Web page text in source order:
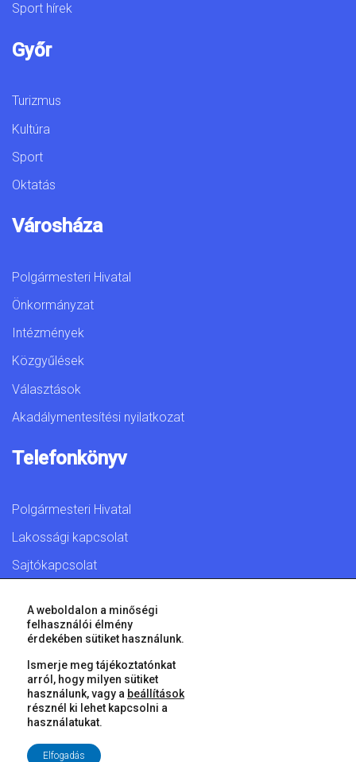
Sport hírek
Győr
Turizmus
Kultúra
Sport
Oktatás
Városháza
Polgármesteri Hivatal
Önkormányzat
Intézmények
Közgyűlések
Választások
Akadálymentesítési nyilatkozat
Telefonkönyv
Polgármesteri Hivatal
Lakossági kapcsolat
Sajtókapcsolat
© 2026 Győr Megyei Jogú Város • Minden jog fenntartva!
A weboldalon a minőségi
felhasználói élmény
érdekében sütiket használunk.
Ismerje meg tájékoztatónkat
arról, hogy milyen sütiket
használunk, vagy a beállítások
résznél ki lehet kapcsolni a
használatukat.
Elfogadás